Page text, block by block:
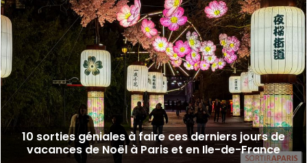
10 sorties géniales à faire ces derniers jours de
vacances de Noël à Paris et en Ile-de-France